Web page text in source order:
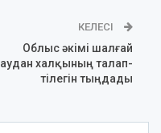
КЕЛЕСІ
Облыс әкімі шалғай
аудан халқының талап-
тілегін тыңдады